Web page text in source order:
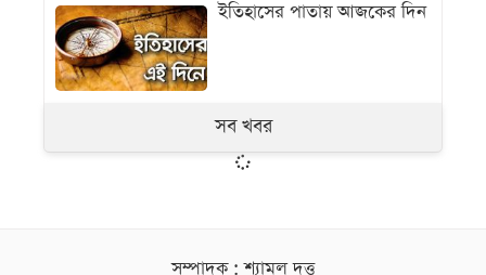
ইতিহাসের পাতায় আজকের দিন
সব খবর
সম্পাদক : শ্যামল দত্ত